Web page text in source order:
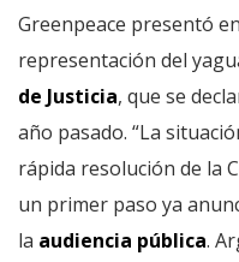
Greenpeace presentó
representación del
de Justicia, que se
año pasado. “La
rápida resolución de la
un primer paso ya
la audiencia pública.